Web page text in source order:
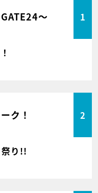
～ 1
ク！ 2
祭り!!